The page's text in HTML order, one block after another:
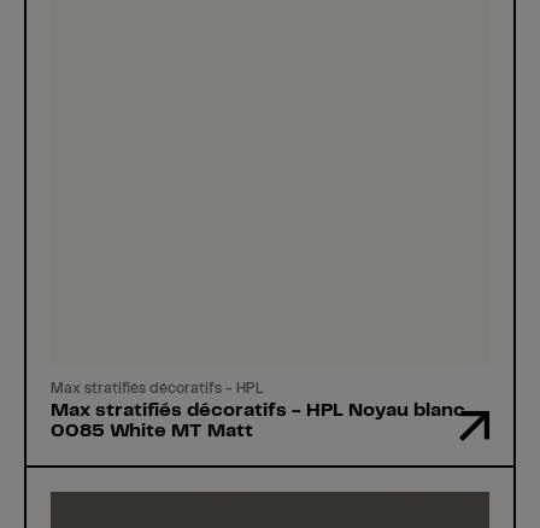
Max stratifiés décoratifs - HPL
Max stratifiés décoratifs - HPL Noyau blanc
0085 White MT Matt